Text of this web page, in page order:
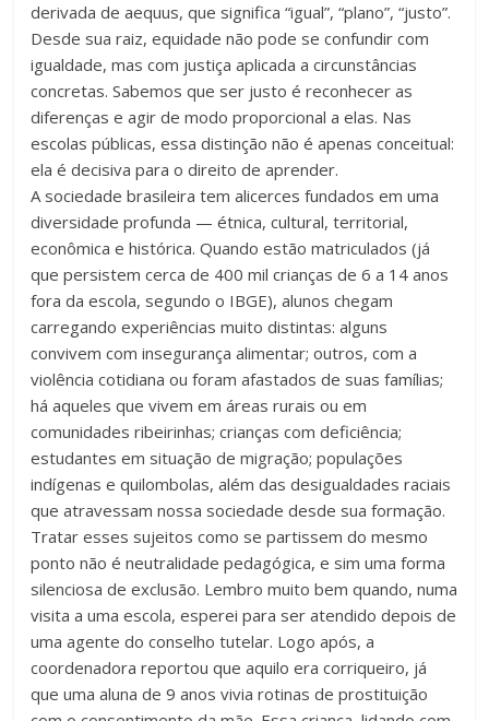
fundamental
explorar
outras
possibilidades
em
sala
de
aula,
reforçando
papel
transformador
da
escola
para
expandir
as
perspectivas
acompanhar
as
realizações
dos
alunos.
Esse
derivada de aequus, que significa “igual”, “plano”, “justo”.
Desde sua raiz, equidade não pode se confundir com
igualdade, mas com justiça aplicada a circunstâncias
concretas. Sabemos que ser justo é reconhecer as
diferenças e agir de modo proporcional a elas. Nas
escolas públicas, essa distinção não é apenas conceitual:
ela é decisiva para o direito de aprender.
A sociedade brasileira tem alicerces fundados em uma
diversidade profunda — étnica, cultural, territorial,
econômica e histórica. Quando estão matriculados (já
que persistem cerca de 400 mil crianças de 6 a 14 anos
fora da escola, segundo o IBGE), alunos chegam
carregando experiências muito distintas: alguns
convivem com insegurança alimentar; outros, com a
violência cotidiana ou foram afastados de suas famílias;
há aqueles que vivem em áreas rurais ou em
comunidades ribeirinhas; crianças com deficiência;
estudantes em situação de migração; populações
indígenas e quilombolas, além das desigualdades raciais
que atravessam nossa sociedade desde sua formação.
Tratar esses sujeitos como se partissem do mesmo
ponto não é neutralidade pedagógica, e sim uma forma
silenciosa de exclusão. Lembro muito bem quando, numa
visita a uma escola, esperei para ser atendido depois de
uma agente do conselho tutelar. Logo após, a
coordenadora reportou que aquilo era corriqueiro, já
que uma aluna de 9 anos vivia rotinas de prostituição